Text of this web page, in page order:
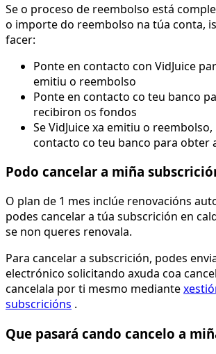
Se o proceso de reembolso está
o importe do reembolso na túa conta,
facer:
Ponte en contacto con VidJuice
emitiu o reembolso
Ponte en contacto co teu banco
recibiron os fondos
Se VidJuice xa emitiu o
contacto co teu banco para obter
Podo cancelar a miña
O plan de 1 mes inclúe renovacións
podes cancelar a túa subscrición en
se non queres renovala.
Para cancelar a subscrición, podes
electrónico solicitando axuda coa
cancelala por ti mesmo mediante
subscricións .
Que pasará cando cancelo a